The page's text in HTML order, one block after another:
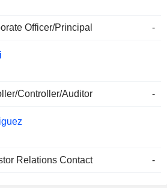
Officer/Principal -
Controller/Auditor -
Relations Contact -